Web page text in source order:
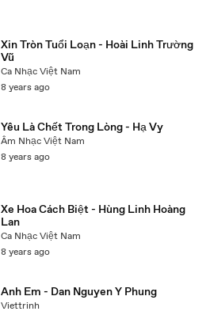
Xin Tròn Tuổi Loạn - Hoài Linh Trường
Vũ
Ca Nhạc Việt Nam
8 years ago
Yêu Là Chết Trong Lòng - Hạ Vy
Âm Nhạc Việt Nam
8 years ago
Xe Hoa Cách Biệt - Hùng Linh Hoàng
Lan
Ca Nhạc Việt Nam
8 years ago
Anh Em - Dan Nguyen Y Phung
Viettrinh